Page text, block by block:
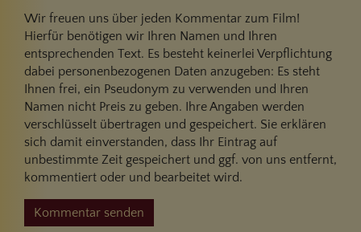
Wir freuen uns über jeden Kommentar zum Film!
Hierfür benötigen wir Ihren Namen und Ihren
entsprechenden Text. Es besteht keinerlei Verpflichtung
dabei personenbezogenen Daten anzugeben: Es steht
Ihnen frei, ein Pseudonym zu verwenden und Ihren
Namen nicht Preis zu geben. Ihre Angaben werden
verschlüsselt übertragen und gespeichert. Sie erklären
sich damit einverstanden, dass Ihr Eintrag auf
unbestimmte Zeit gespeichert und ggf. von uns entfernt,
kommentiert oder und bearbeitet wird.
Kommentar senden